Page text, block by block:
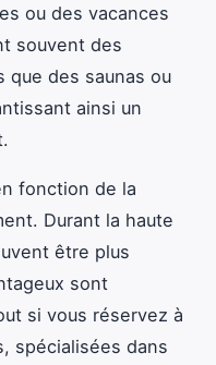
ou des vacances
souvent des
que des saunas ou
ainsi un
fonction de la
Durant la haute
être plus
sont
si vous réservez à
spécialisées dans